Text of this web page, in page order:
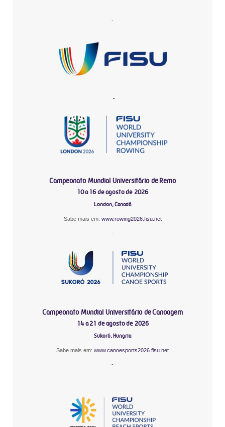
-
-
Campeonato Mundial Universitário de Remo
10 a 16 de agosto de 2026
London, Canadá
Sabe mais em: www.rowing2026.fisu.net
-
Campeonato Mundial Universitário de Canoagem
14 a 21 de agosto de 2026
Sukoró, Hungria
Sabe mais em: www.canoesports2026.fisu.net
-